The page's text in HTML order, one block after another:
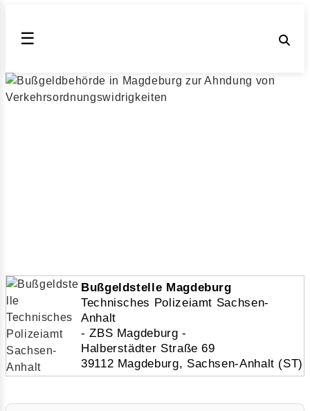
☰
ZBS Magdeburg Technisches
Bußgeldstelle Magdeburg
Technisches Polizeiamt Sachsen-
Anhalt
- ZBS Magdeburg -
Halberstädter Straße 69
39112 Magdeburg, Sachsen-Anhalt (ST)